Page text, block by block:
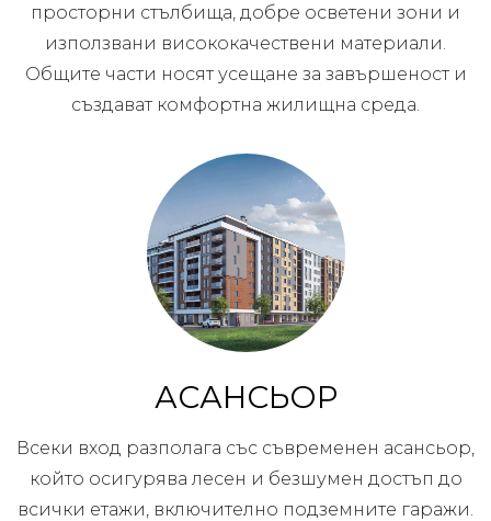
просторни стълбища, добре осветени зони и
използвани висококачествени материали.
Общите части носят усещане за завършеност и
създават комфортна жилищна среда.
АСАНСЬОР
Всеки вход разполага със съвременен асансьор,
който осигурява лесен и безшумен достъп до
всички етажи, включително подземните гаражи.